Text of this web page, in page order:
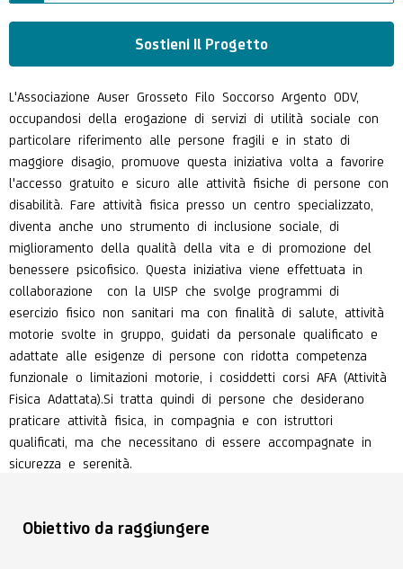
Sostieni Il Progetto
L'Associazione Auser Grosseto Filo Soccorso Argento ODV,
occupandosi della erogazione di servizi di utilità sociale con
particolare riferimento alle persone fragili e in stato di
maggiore disagio, promuove questa iniziativa volta a favorire
l'accesso gratuito e sicuro alle attività fisiche di persone con
disabilità. Fare attività fisica presso un centro specializzato,
diventa anche uno strumento di inclusione sociale, di
miglioramento della qualità della vita e di promozione del
benessere psicofisico. Questa iniziativa viene effettuata in
collaborazione con la UISP che svolge programmi di
esercizio fisico non sanitari ma con finalità di salute, attività
motorie svolte in gruppo, guidati da personale qualificato e
adattate alle esigenze di persone con ridotta competenza
funzionale o limitazioni motorie, i cosiddetti corsi AFA (Attività
Fisica Adattata).Si tratta quindi di persone che desiderano
praticare attività fisica, in compagnia e con istruttori
qualificati, ma che necessitano di essere accompagnate in
sicurezza e serenità.
Obiettivo da raggiungere